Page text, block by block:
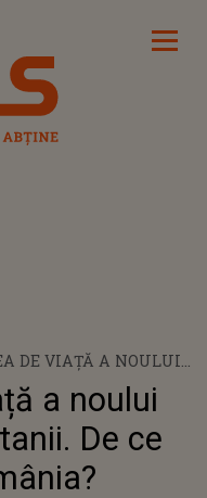
DE VIAȚĂ A NOULUI
BRITANII. DE CE
ROMÂNIA?
a noului
De ce